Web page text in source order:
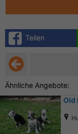
Teilen
Ähnliche Angebote:
Old